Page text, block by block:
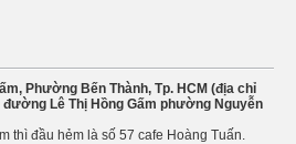
Phường Bến Thành, Tp. HCM (địa chỉ
Lê Thị Hồng Gấm phường Nguyễn
thì đầu hẻm là số 57 cafe Hoàng Tuấn.